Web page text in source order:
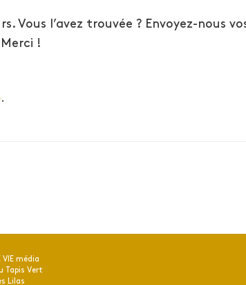
Vous l’avez trouvée ? Envoyez-nous
!
.
VIE média
Tapis Vert
Lilas